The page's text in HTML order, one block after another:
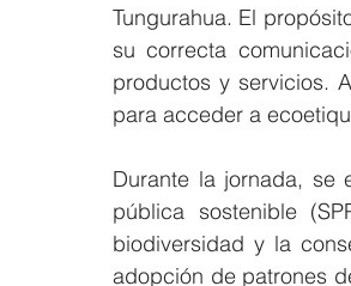
Tungurahua. El
su correcta
productos y servicios.
para acceder a
Durante la jornada, se
pública sostenible
biodiversidad y la
adopción de patrones